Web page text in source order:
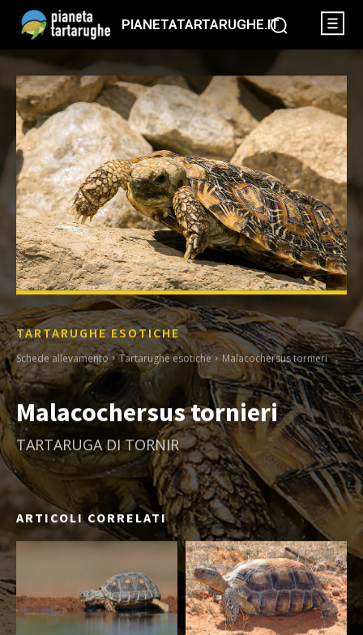
PIANETATARTARUGHE.IT
TARTARUGHE ESOTICHE
Schede allevamento Tartarughe esotiche Malacochersus tornieri
Malacochersus tornieri
TARTARUGA DI TORNIR
ARTICOLI CORRELATI